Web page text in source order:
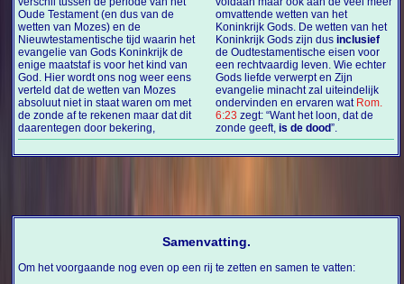
Oude Testament (en dus van de
wetten van Mozes) en de
Nieuwtestamentische tijd waarin het
evangelie van Gods Koninkrijk de
enige maatstaf is voor het kind van
God. Hier wordt ons nog weer eens
verteld dat de wetten van Mozes
absoluut niet in staat waren om met
de zonde af te rekenen maar dat dit
daarentegen door bekering,
omvattende wetten van het
Koninkrijk Gods. De wetten van het
Koninkrijk Gods zijn dus inclusief
de Oudtestamentische eisen voor
een rechtvaardig leven. Wie echter
Gods liefde verwerpt en Zijn
evangelie minacht zal uiteindelijk
ondervinden en ervaren wat Rom.
6:23 zegt: “Want het loon, dat de
zonde geeft, is de dood”.
Samenvatting.
Om het voorgaande nog even op een rij te zetten en samen te vatten: